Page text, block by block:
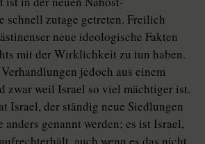
schnell zutage getreten. Freilich
neue ideologische Fakten
mit der Wirklichkeit zu tun haben.
jedoch aus einem
zwar weil Israel so viel mächtiger ist.
Israel, der ständig neue Siedlungen
anders genannt werden; es ist Israel,